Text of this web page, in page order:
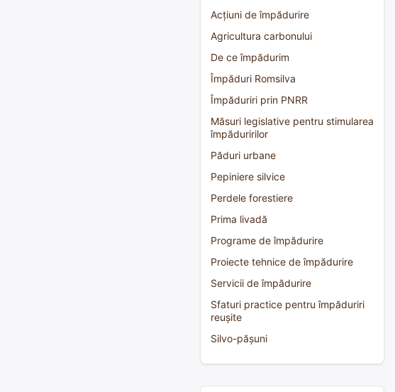
Acțiuni de împădurire
Agricultura carbonului
De ce împădurim
Împăduri Romsilva
Împăduriri prin PNRR
Măsuri legislative pentru stimularea
împăduririlor
Păduri urbane
Pepiniere silvice
Perdele forestiere
Prima livadă
Programe de împădurire
Proiecte tehnice de împădurire
Servicii de împădurire
Sfaturi practice pentru împăduriri
reușite
Silvo-pășuni